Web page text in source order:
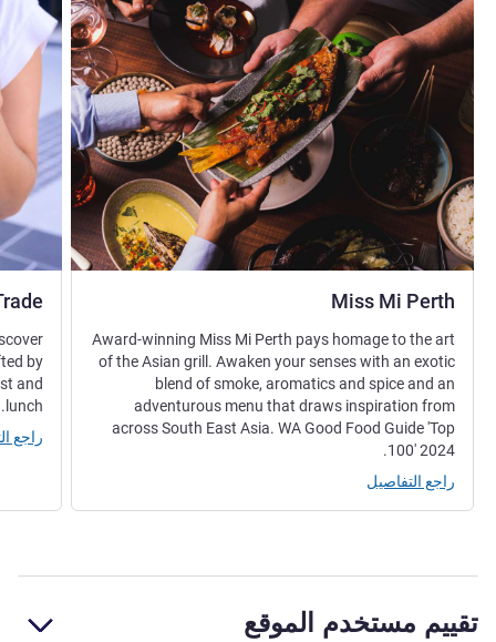
Miss Mi Perth
Award-winning Miss Mi Perth pays homage to the art
of the Asian grill. Awaken your senses with an exotic
blend of smoke, aromatics and spice and an
adventurous menu that draws inspiration from
across South East Asia. WA Good Food Guide 'Top
100' 2024.
راجع التفاصيل
by
and
lunch.
راجع
تقييم مستخدم الموقع